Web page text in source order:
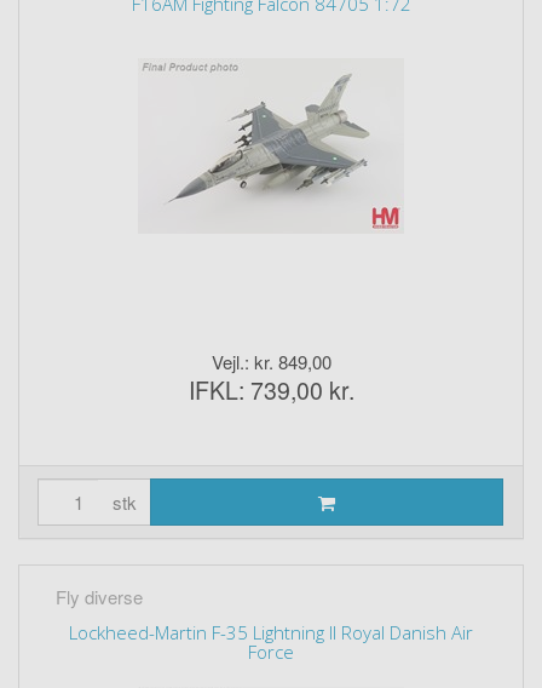
Vejl.: kr. 849,00
IFKL: 739,00 kr.
stk
Fly diverse
Lockheed-Martin F-35 Lightning II Royal Danish Air
Force